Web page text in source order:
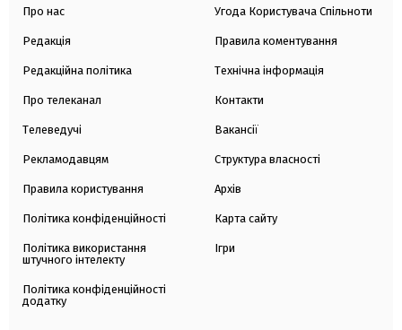
Про нас
Редакція
Редакційна політика
Про телеканал
Телеведучі
Рекламодавцям
Правила користування
Політика конфіденційності
Політика використання
штучного інтелекту
Політика конфіденційності
додатку
Угода Користувача Спільноти
Правила коментування
Технічна інформація
Контакти
Вакансії
Структура власності
Архів
Карта сайту
Ігри